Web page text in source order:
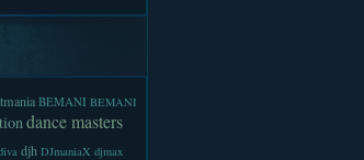
BEMANI BEMANI
dance masters
djh DJmaniaX djmax